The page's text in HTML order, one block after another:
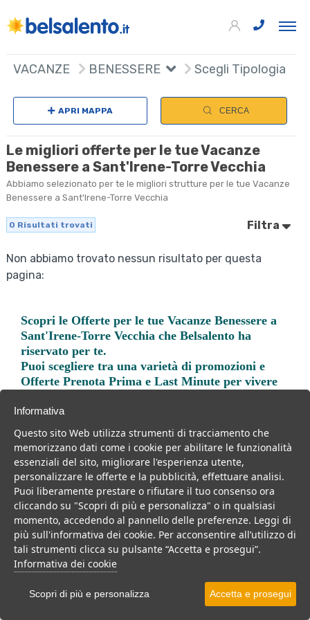
VACANZE BENESSERE Scegli Tipologia
APRI MAPPA CERCA
Le migliori offerte per le tue Vacanze
Benessere a Sant'Irene-Torre Vecchia
Abbiamo selezionato per te le migliori strutture per le tue Vacanze
Benessere a Sant'Irene-Torre Vecchia
0 Risultati trovati Filtra
Non abbiamo trovato nessun risultato per questa
pagina:
Scopri leOfferte per le tue Vacanze Benessere a
Sant'Irene-Torre Vecchia che Belsalento ha
riservato per te.
Puoi scegliere tra una varietà di promozioni e
Offerte Prenota Prima e Last Minute per vivere
Trova la soluzione migliore per la tua prossima
vacanza.
Noi di belsalento.it abbiamo selezionato per te le migliori mete, i
migliori servizi, le migliori offerte per il tuo prossimo viaggio.
Informativa
Questo sito Web utilizza strumenti di tracciamento che
memorizzano dati come i cookie per abilitare le funzionalità
essenziali del sito, migliorare l'esperienza utente,
personalizzare le offerte e la pubblicità, effettuare analisi.
Puoi liberamente prestare o rifiutare il tuo consenso ora
cliccando su "Scopri di più e personalizza" o in qualsiasi
momento, accedendo al pannello delle preferenze. Leggi di
più sull'informativa dei cookie. Per acconsentire all’utilizzo di
tali strumenti clicca su pulsante “Accetta e prosegui”.
Informativa dei cookie
Scopri di più e personalizza Accetta e prosegui